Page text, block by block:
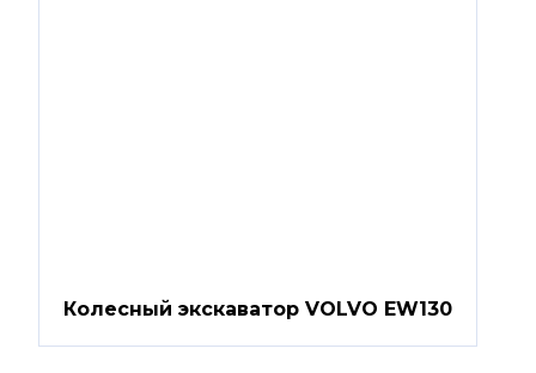
Колесный экскаватор VOLVO EW130